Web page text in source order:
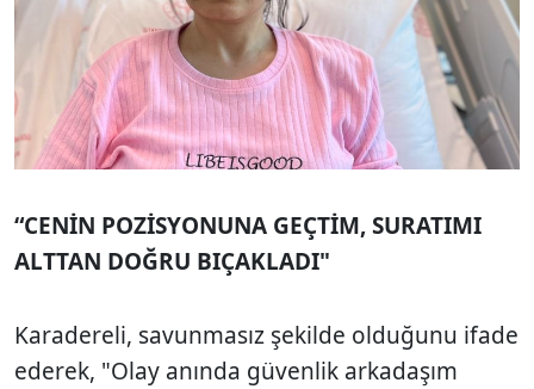
“CENİN POZİSYONUNA GEÇTİM, SURATIMI
ALTTAN DOĞRU BIÇAKLADI"
Karadereli, savunmasız şekilde olduğunu ifade
ederek, "Olay anında güvenlik arkadaşım